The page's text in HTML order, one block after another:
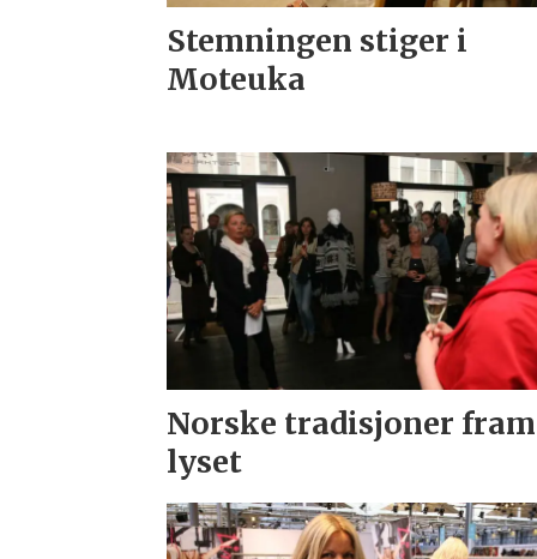
Stemningen stiger i
Moteuka
Norske tradisjoner
lyset